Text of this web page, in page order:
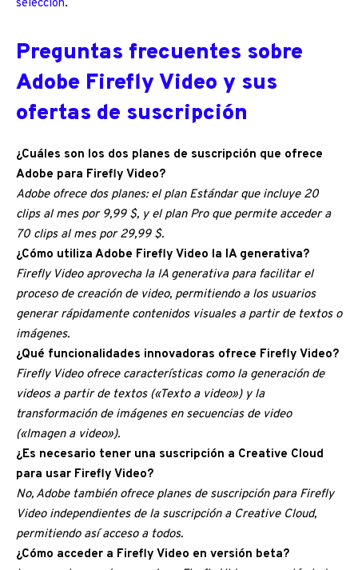
selección.
Preguntas frecuentes sobre
Adobe Firefly Video y sus
ofertas de suscripción
¿Cuáles son los dos planes de suscripción que ofrece
Adobe para Firefly Video?
Adobe ofrece dos planes: el plan Estándar que incluye 20
clips al mes por 9,99 $, y el plan Pro que permite acceder a
70 clips al mes por 29,99 $.
¿Cómo utiliza Adobe Firefly Video la IA generativa?
Firefly Video aprovecha la IA generativa para facilitar el
proceso de creación de video, permitiendo a los usuarios
generar rápidamente contenidos visuales a partir de textos o
imágenes.
¿Qué funcionalidades innovadoras ofrece Firefly Video?
Firefly Video ofrece características como la generación de
videos a partir de textos («Texto a video») y la
transformación de imágenes en secuencias de video
(«Imagen a video»).
¿Es necesario tener una suscripción a Creative Cloud
para usar Firefly Video?
No, Adobe también ofrece planes de suscripción para Firefly
Video independientes de la suscripción a Creative Cloud,
permitiendo así acceso a todos.
¿Cómo acceder a Firefly Video en versión beta?